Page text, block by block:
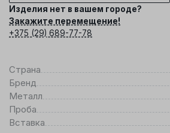
Изделия нет в вашем городе?
Закажите перемещение!
+375 (29) 689-77-78
Страна
Бренд
Металл
Проба
Вставка